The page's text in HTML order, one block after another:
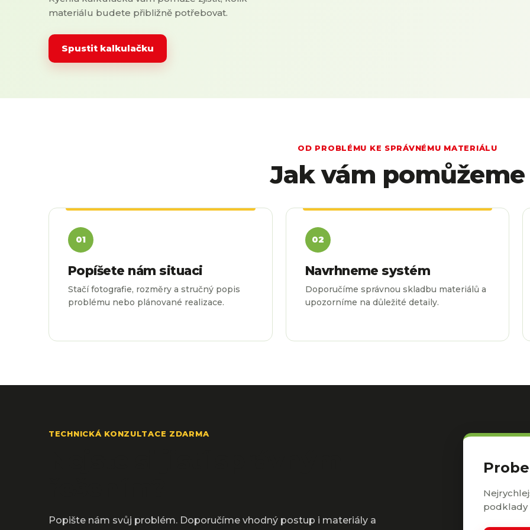
materiálu budete přibližně potřebovat.
Spustit kalkulačku
OD PROBLÉMU KE SPRÁVNÉMU MATERIÁLU
Jak vám pomůžeme
01
Popíšete nám situaci
Stačí fotografie, rozměry a stručný popis
problému nebo plánované realizace.
02
Navrhneme systém
Doporučíme správnou skladbu materiálů a
upozorníme na důležité detaily.
TECHNICKÁ KONZULTACE ZDARMA
Popište nám svůj problém. Doporučíme vhodný postup i materiály a
podklady